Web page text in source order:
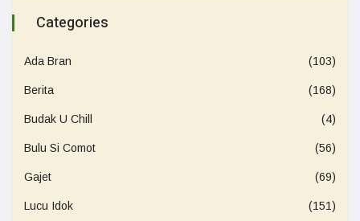
Categories
Ada Bran (103)
Berita (168)
Budak U Chill (4)
Bulu Si Comot (56)
Gajet (69)
Lucu Idok (151)